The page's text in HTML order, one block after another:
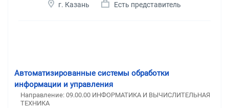
г. Казань Есть представитель
Автоматизированные системы обработки
информации и управления
Направление: 09.00.00 ИНФОРМАТИКА И ВЫЧИСЛИТЕЛЬНАЯ
ТЕХНИКА